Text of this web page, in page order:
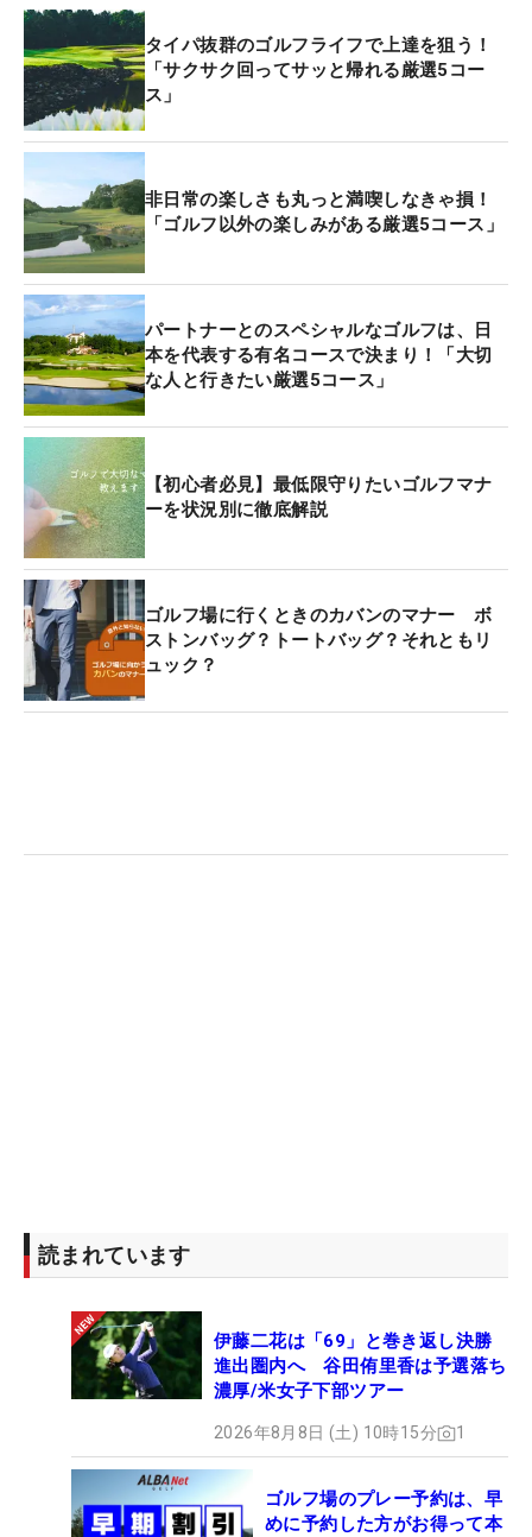
タイパ抜群のゴルフライフで上達を狙う！
「サクサク回ってサッと帰れる厳選5コー
ス」
非日常の楽しさも丸っと満喫しなきゃ損！
「ゴルフ以外の楽しみがある厳選5コース」
パートナーとのスペシャルなゴルフは、日
本を代表する有名コースで決まり！「大切
な人と行きたい厳選5コース」
【初心者必見】最低限守りたいゴルフマナ
ーを状況別に徹底解説
ゴルフ場に行くときのカバンのマナー ボ
ストンバッグ？トートバッグ？それともリ
ュック？
読まれています
伊藤二花は「69」と巻き返し決勝
進出圏内へ 谷田侑里香は予選落ち
濃厚/米女子下部ツアー
2026年8月8日 (土) 10時15分 1
ゴルフ場のプレー予約は、早
めに予約した方がお得って本